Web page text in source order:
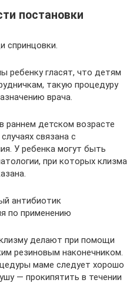
постановки
спринцовки.
ребенку гласят, что детям
такую процедуру
врача.
раннем детском возрасте
связана с
У ребенка могут быть
при которых клизма
антибиотик
по применению
делают при помощи
резиновым наконечником.
маме следует хорошо
— прокипятить в течении